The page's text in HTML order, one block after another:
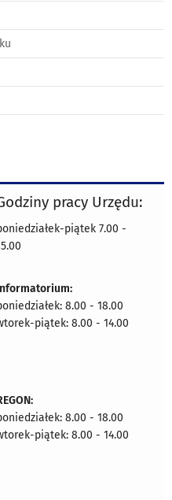
pracy Urzędu:
piątek 7.00 -
8.00 - 18.00
piątek: 8.00 - 14.00
8.00 - 18.00
piątek: 8.00 - 14.00